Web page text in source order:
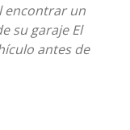
encontrar un
su garaje El
antes de